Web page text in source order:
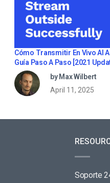
Cómo Transmitir En Vivo Al
Guía Paso A Paso [2021
by Max Wilbert
April 11, 2025
Soporte